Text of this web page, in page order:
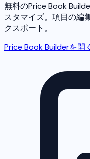
無料のPrice Book
スタマイズ。項目の編
クスポート。
Price Book Builderを開